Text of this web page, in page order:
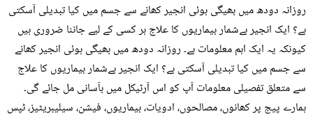
روزانہ دودھ میں بھیگی ہوئی انجیر کھانے سے جسم میں کیا تبدیلی آسکتی
ہے؟ ایک انجیر بےشمار بیماریوں کا علاج ہر کسی کے لیے جاننا ضروری ہیں
کیونکہ یہ ایک اہم معلومات ہے۔ روزانہ دودھ میں بھیگی ہوئی انجیر کھانے
سے جسم میں کیا تبدیلی آسکتی ہے؟ ایک انجیر بےشمار بیماریوں کا علاج
سے متعلق تفصیلی معلومات آپ کو اس آرٹیکل میں بآسانی مل جائے گی۔
ہمارے پیج پر کھانوں، مصالحوں، ادویات، بیماریوں، فیشن، سیلیبریٹیز، ٹپس